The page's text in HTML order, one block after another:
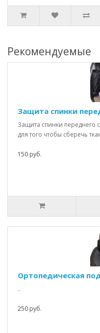
Рекомендуемые
Защита спинки
Защита спинки переднего
для того чтобы сберечь
150 руб.
Ортопедическая
..
250 руб.